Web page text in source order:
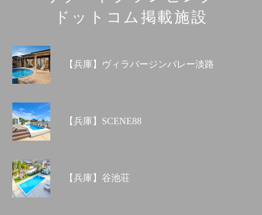
ドットコム掲載施設
【兵庫】ヴィラバージンバレー淡路
【兵庫】SCENE88
【兵庫】谷池荘